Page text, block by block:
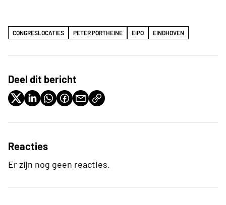
CONGRESLOCATIES PETER PORTHEINE EIPO EINDHOVEN
Deel dit bericht
Reacties
Er zijn nog geen reacties.